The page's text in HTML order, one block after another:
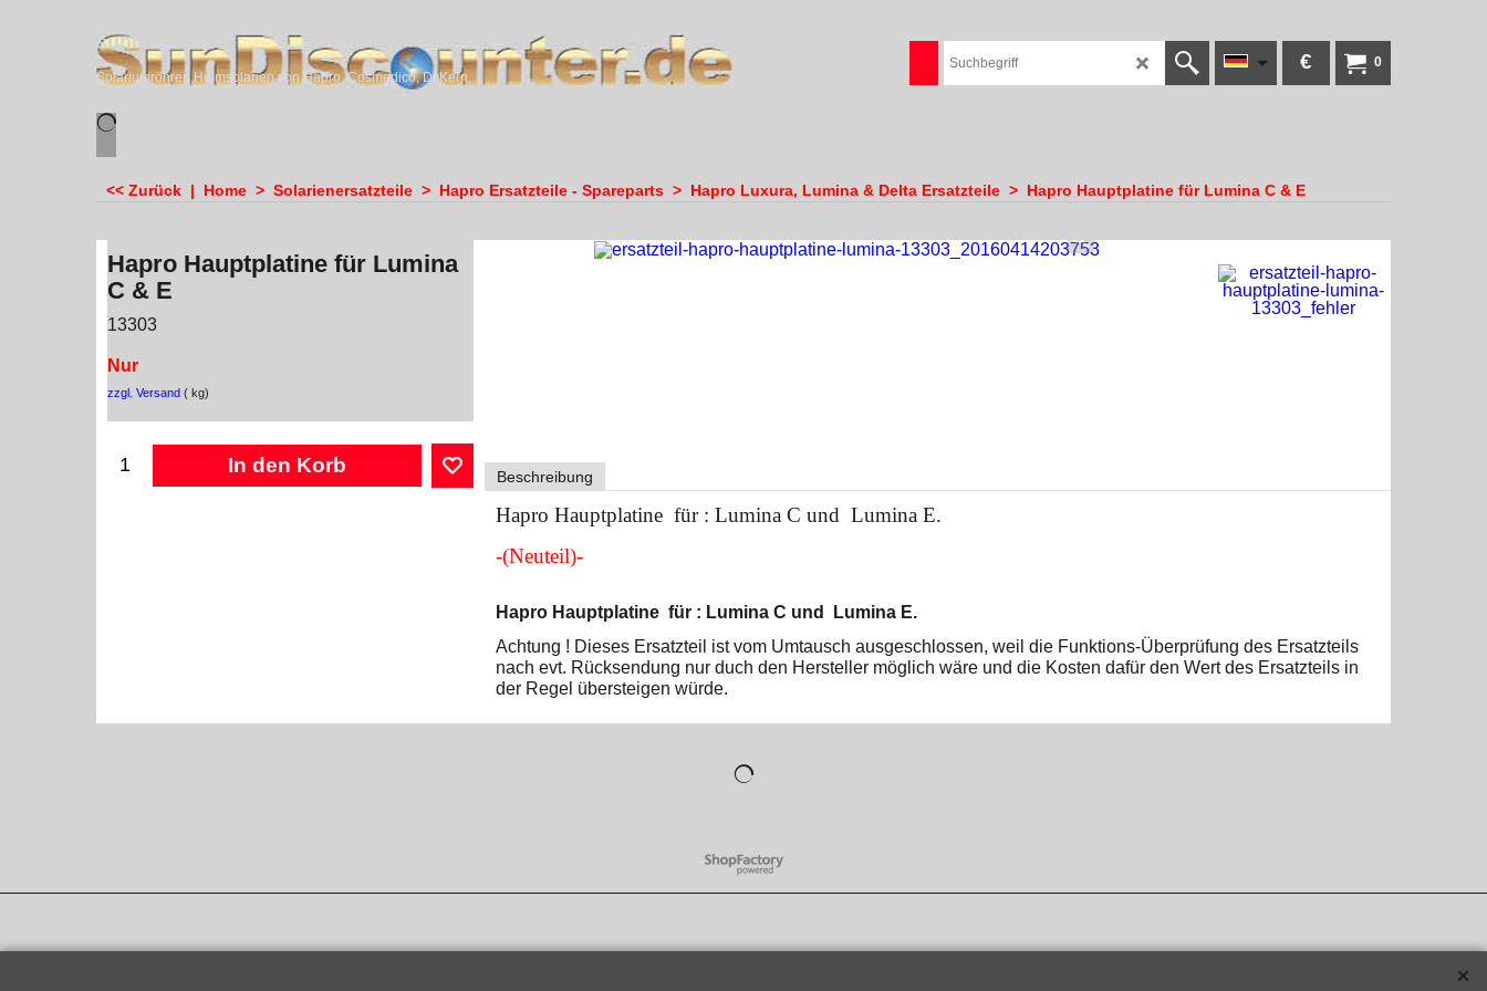
sundiscounter
Solariumröhren,Heimsolarien von Hapro, Cosmedico, Dr.Kern, Megasun & Ergoline
0
€
<< Zurück | Home > Solarienersatzteile > Hapro Ersatzteile - Spareparts > Hapro Luxura, Lumina & Delta Ersatzteile > Hapro Hauptplatine für Lumina C & E
Hapro Hauptplatine für Lumina
C & E
13303
Nur
zzgl. Versand kg
In den Korb
Beschreibung
Hapro Hauptplatine für : Lumina C und Lumina E.
-(Neuteil)-
Hapro Hauptplatine für : Lumina C und Lumina E.
Achtung ! Dieses Ersatzteil ist vom Umtausch ausgeschlossen, weil die Funktions-Überprüfung des Ersatzteils
nach evt. Rücksendung nur duch den Hersteller möglich wäre und die Kosten dafür den Wert des Ersatzteils in
der Regel übersteigen würde.
WebShop erstellt mit
ShopFactory Shop